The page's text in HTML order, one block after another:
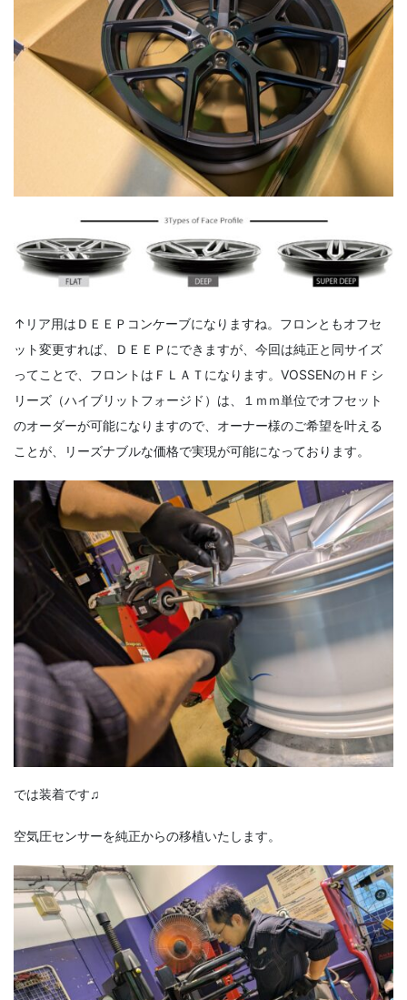
↑リア用はＤＥＥＰコンケーブになりますね。フロンともオフセ
ット変更すれば、ＤＥＥＰにできますが、今回は純正と同サイズ
ってことで、フロントはＦＬＡＴになります。VOSSENのＨＦシ
リーズ（ハイブリットフォージド）は、１ｍｍ単位でオフセット
のオーダーが可能になりますので、オーナー様のご希望を叶える
ことが、リーズナブルな価格で実現が可能になっております。
では装着です♫
空気圧センサーを純正からの移植いたします。